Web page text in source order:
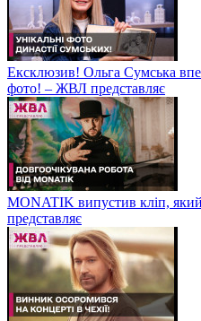
Ексклюзив! Ольга Сумська
фото! – ЖВЛ представляє
MONATIK випустив кліп,
представляє